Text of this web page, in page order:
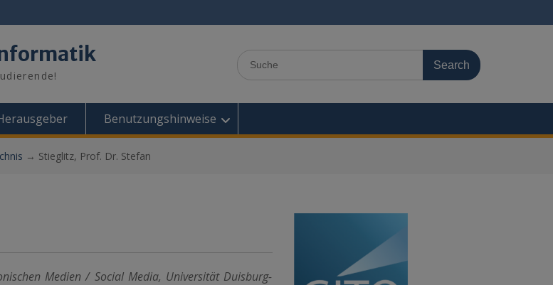
Search
for:
Benutzungshinweise
→ Stieglitz, Prof. Dr. Stefan
Medien / Social Media, Universität Duisburg-